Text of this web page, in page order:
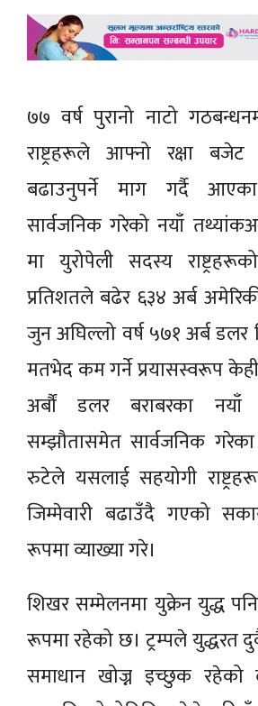
७७ वर्ष पुरानो नाटो
राष्ट्रहरूले आफ्नो रक्षा
बढाउनुपर्ने माग गर्दै
सार्वजनिक गरेको नयाँ
मा युरोपेली सदस्य
प्रतिशतले बढेर ६३४ अर्ब
जुन अघिल्लो वर्ष ५७१ अर्ब डलर
मतभेद कम गर्ने प्रयासस्वरूप
अर्बौं डलर बराबरका नयाँ
सम्झौतासमेत सार्वजनिक
रुटेले यसलाई सहयोगी
जिम्मेवारी बढाउँदै गएको
रूपमा व्याख्या गरे।
शिखर सम्मेलनमा युक्रेन युद्ध
रूपमा रहेको छ। ट्रम्पले युद्धरत दुवै
समाधान खोज्न इच्छुक रहेको